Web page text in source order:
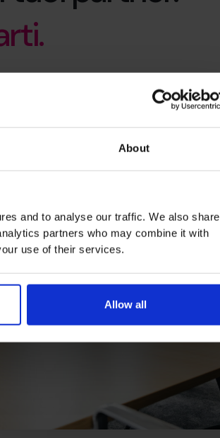
About
and to analyse our traffic. We also share
partners who may combine it with
use of their services.
Allow all